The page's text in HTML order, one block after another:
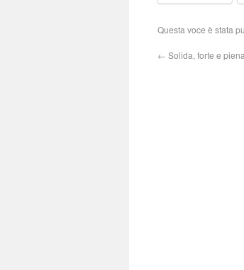
Questa voce è stata
← Solida, forte e